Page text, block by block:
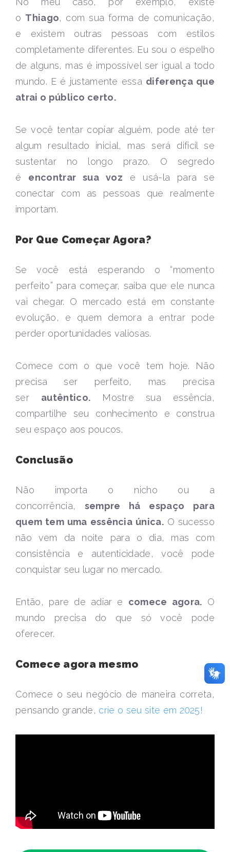
o Thiago, com sua forma de comunicação,
e existem outras pessoas com estilos
completamente diferentes. Eu sou o espelho
de alguns, mas é impossível ser igual a todo
mundo. E é justamente essa diferença que
atrai o público certo.
Se você tentar copiar alguém, pode até ter
algum resultado inicial, mas será difícil se
sustentar no longo prazo. O segredo
é encontrar sua voz e usá-la para se
conectar com as pessoas que realmente
importam.
Por Que Começar Agora?
Se você está esperando o “momento
perfeito” para começar, saiba que ele nunca
vai chegar. O mercado está em constante
evolução, e quem demora a entrar pode
perder oportunidades valiosas.
Comece com o que você tem hoje. Não
precisa ser perfeito, mas precisa
ser autêntico. Mostre sua essência,
compartilhe seu conhecimento e construa
seu espaço aos poucos.
Conclusão
Não importa o nicho ou a
concorrência, sempre há espaço para
quem tem uma essência única.O sucesso
não vem da noite para o dia, mas com
consistência e autenticidade, você pode
conquistar seu lugar no mercado.
Então, pare de adiar e comece agora. O
mundo precisa do que só você pode
oferecer.
Comece agora mesmo
Comece o seu negócio de maneira correta,
pensando grande, crie o seu site em 2025!